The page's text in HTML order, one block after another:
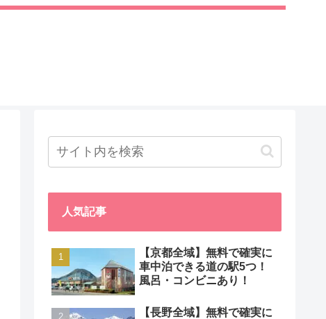
人気記事
【京都全域】無料で確実に
車中泊できる道の駅5つ！
風呂・コンビニあり！
【長野全域】無料で確実に